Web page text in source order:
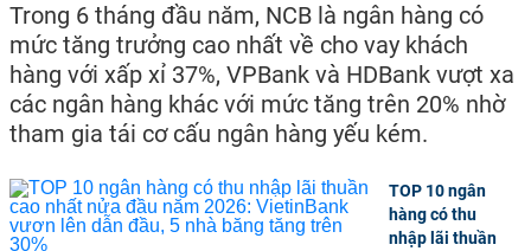
Trong 6 tháng đầu năm, NCB là ngân hàng có
mức tăng trưởng cao nhất về cho vay khách
hàng với xấp xỉ 37%, VPBank và HDBank vượt xa
các ngân hàng khác với mức tăng trên 20% nhờ
tham gia tái cơ cấu ngân hàng yếu kém.
TOP 10 ngân
hàng có thu
nhập lãi thuần